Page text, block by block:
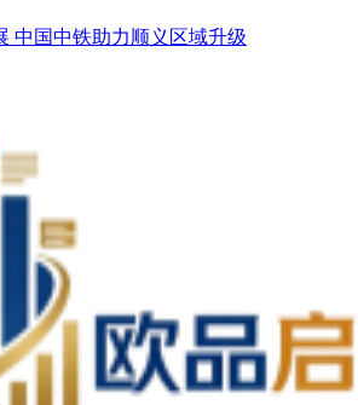
中国中铁助力顺义区域升级